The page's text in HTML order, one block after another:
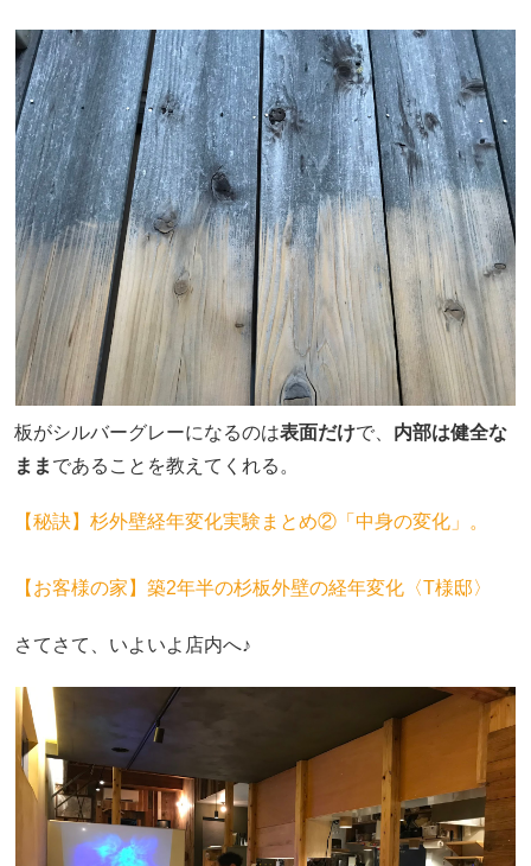
板がシルバーグレーになるのは表面だけで、 内部は健全な
まま であることを教えてくれる。
【秘訣】杉外壁経年変化実験まとめ②「中身の変化」。
【お客様の家】築2年半の杉板外壁の経年変化〈T様邸〉
さてさて、いよいよ店内へ♪